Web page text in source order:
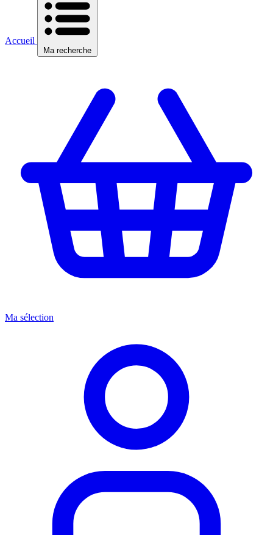
Accueil
Ma recherche
Ma sélection